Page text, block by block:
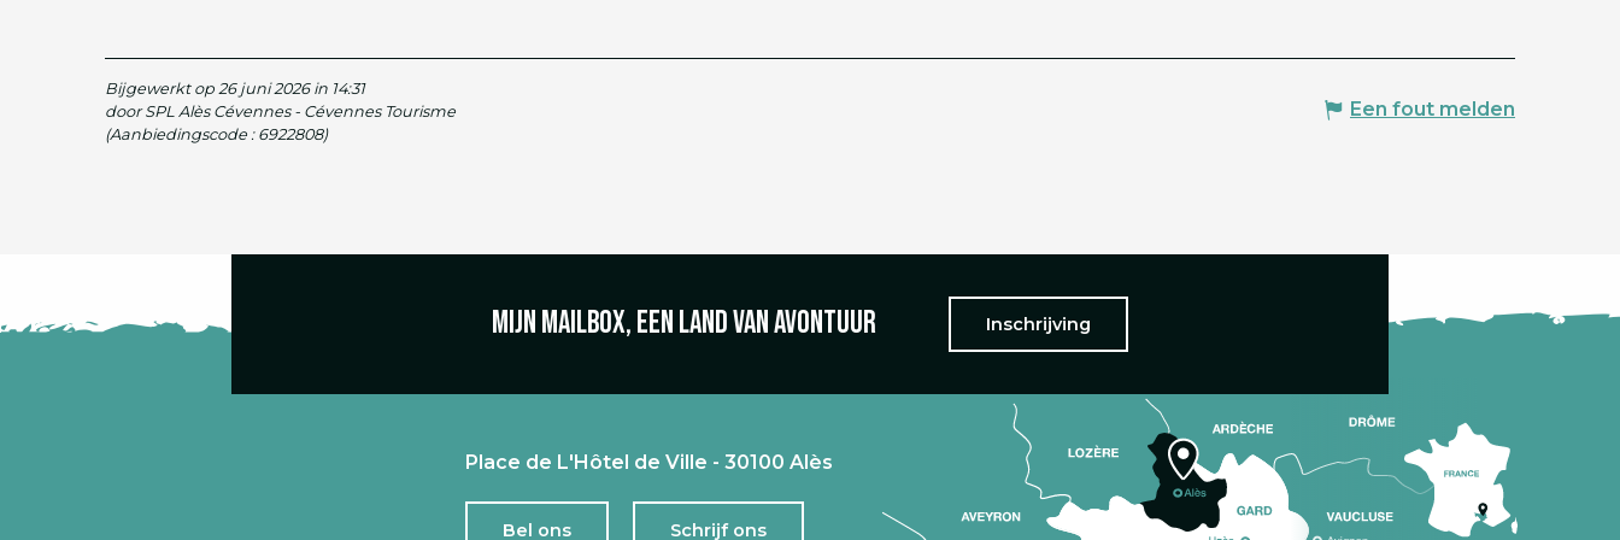
Bijgewerkt op 26 juni 2026 in 14:31
door SPL Alès Cévennes - Cévennes Tourisme
(Aanbiedingscode : 6922808)
Een fout melden
Mijn mailbox, een land van avontuur Inschrijving
Place de L'Hôtel de Ville - 30100 Alès
Bel ons Schrijf ons